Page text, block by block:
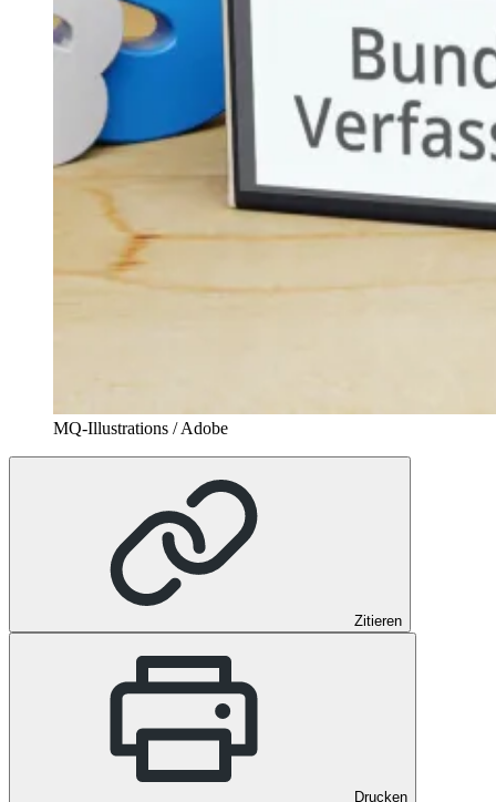
MQ-Illustrations / Adobe
Zitieren
Drucken